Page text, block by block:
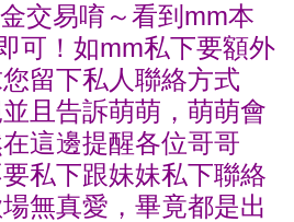
易唷～看到mm本
可！如mm私下要額外
留下私人聯絡方式
且告訴萌萌，萌萌會
這邊提醒各位哥哥
私下跟妹妹私下聯絡
無真愛，畢竟都是出